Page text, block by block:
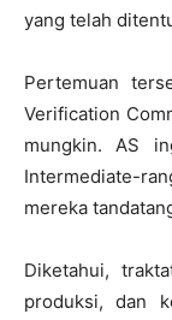
yang telah
Pertemuan
Verification
mungkin. AS
Intermediate-
mereka
Diketahui,
produksi, dan